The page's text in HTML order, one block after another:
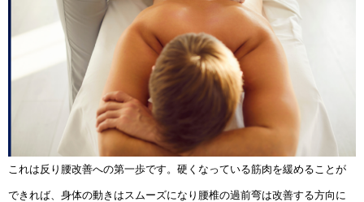
これは反り腰改善への第一歩です。硬くなっている筋肉を緩めることが
できれば、身体の動きはスムーズになり腰椎の過前弯は改善する方向に